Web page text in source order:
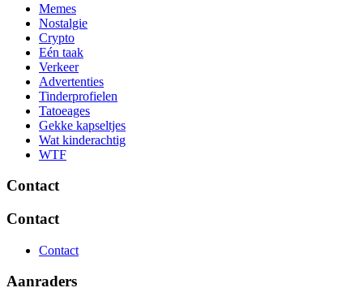
Memes
Nostalgie
Crypto
Eén taak
Verkeer
Advertenties
Tinderprofielen
Tatoeages
Gekke kapseltjes
Wat kinderachtig
WTF
Contact
Contact
Contact
Aanraders